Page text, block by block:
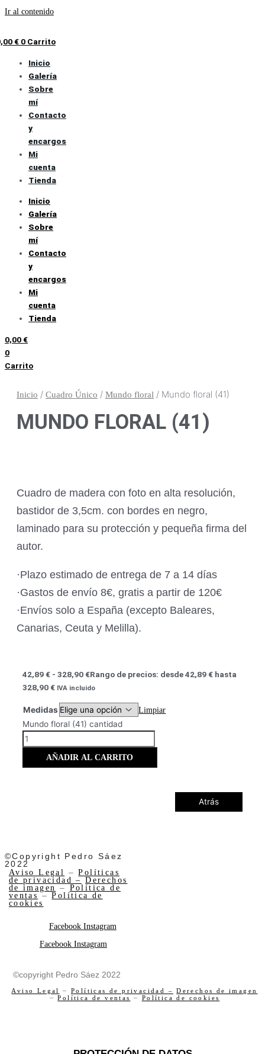
Ir al contenido
€ 0 Carrito
Inicio
Galería
Sobre
mí
Contacto
y
encargos
Mi
cuenta
Tienda
Inicio
Galería
Sobre
mí
Contacto
y
encargos
Mi
cuenta
Tienda
0,00€
0
Carrito
Inicio / Cuadro Único / Mundo floral / Mundo floral (41)
MUNDO FLORAL (41)
Cuadro de madera con foto en alta resolución,
bastidor de 3,5cm. con bordes en negro,
laminado para su protección y pequeña firma del
autor.
·Plazo estimado de entrega de 7 a 14 días
·Gastos de envío 8€, gratis a partir de 120€
·Envíos solo a España (excepto Baleares,
Canarias, Ceuta y Melilla).
42,89€ - 328,90€Rango de precios: desde 42,89 € hasta
328,90 € IVA incluido
Medidas Limpiar
Mundo floral (41) cantidad
AÑADIR AL CARRITO
Atrás
©Copyright Pedro Sáez
2022
Aviso Legal –Políticas
de privacidad –
Derechos
de imagen – Política de
ventas –Política de
cookies
Facebook Instagram
Facebook Instagram
©copyright Pedro Sáez 2022
Aviso Legal – Políticas de privacidad –
Derechos de imagen
–Política de ventas – Política de cookies